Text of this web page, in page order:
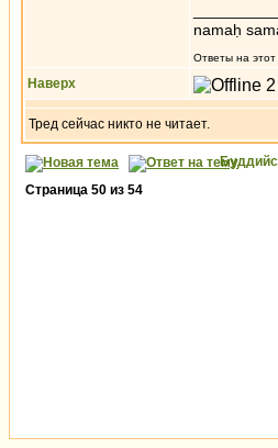
namaḥ
Ответы на этот
Наверх
Тред сейчас никто не читает.
Страница 50 из 54